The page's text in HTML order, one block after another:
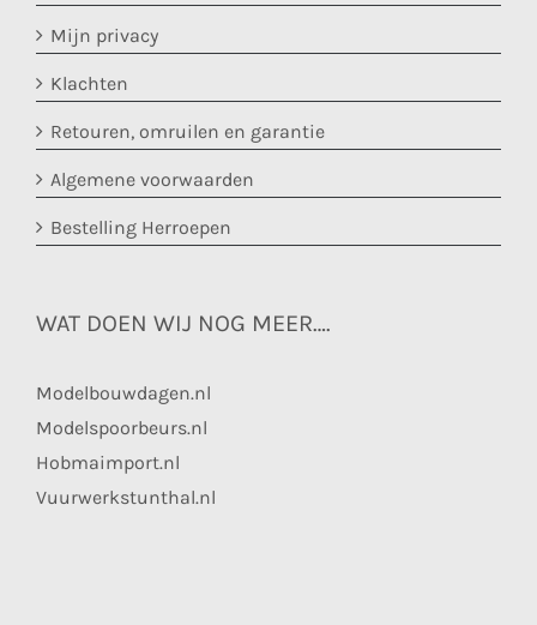
Mijn privacy
Klachten
Retouren, omruilen en garantie
Algemene voorwaarden
Bestelling Herroepen
WAT DOEN WIJ NOG MEER….
Modelbouwdagen.nl
Modelspoorbeurs.nl
Hobmaimport.nl
Vuurwerkstunthal.nl